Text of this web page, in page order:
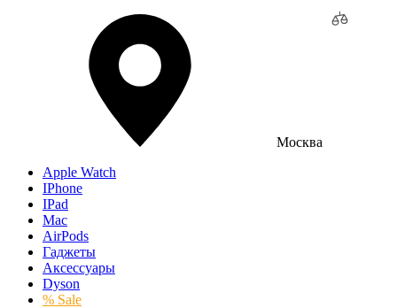
Москва
Apple Watch
IPhone
IPad
Mac
AirPods
Гаджеты
Аксессуары
Dyson
% Sale